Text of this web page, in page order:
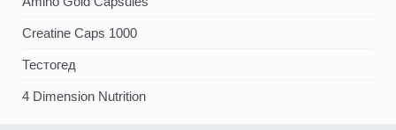
Creatine Caps 1000
Тестогед
4 Dimension Nutrition